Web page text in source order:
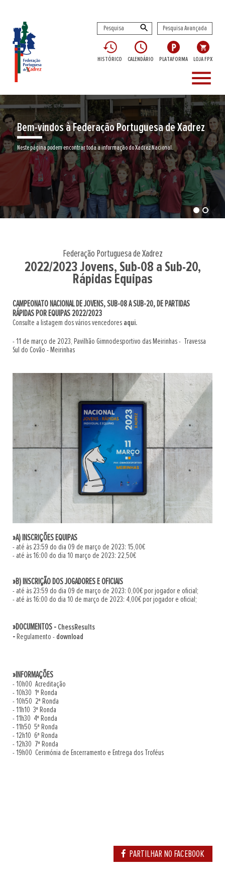
Pesquisa Avançada
HISTÓRICO CALENDÁRIO PLATAFORMA LOJA FPX
menu
Bem-vindos à Federação Portuguesa de Xadrez
Neste página podem encontrar toda a informação do Xadrez Nacional.
Federação Portuguesa de Xadrez
2022/2023 Jovens, Sub-08 a Sub-20,
Rápidas Equipas
CAMPEONATO NACIONAL DE JOVENS, SUB-08 A SUB-20, DE PARTIDAS
RÁPIDAS POR EQUIPAS 2022/2023
Consulte a listagem dos vários vencedores aqui.
- 11 de março de 2023, Pavilhão Gimnodesportivo das Meirinhas - Travessa
Sul do Covão - Meirinhas
»A) INSCRIÇÕES EQUIPAS
- até às 23:59 do dia 09 de março de 2023: 15,00€
- até às 16:00 do dia 10 março de 2023: 22,50€
»B) INSCRIÇÃO DOS JOGADORES E OFICIAIS
- até às 23:59 do dia 09 de março de 2023: 0,00€ por jogador e oficial;
- até às 16:00 do dia 10 de março de 2023: 4,00€ por jogador e oficial;
»DOCUMENTOS - ChessResults
- Regulamento - download
»INFORMAÇÕES
- 10h00 Acreditação
- 10h30 1ª Ronda
- 10h50 2ª Ronda
- 11h10 3ª Ronda
- 11h30 4ª Ronda
- 11h50 5ª Ronda
- 12h10 6ª Ronda
- 12h30 7ª Ronda
- 19h00 Cerimónia de Encerramento e Entrega dos Troféus
PARTILHAR NO FACEBOOK